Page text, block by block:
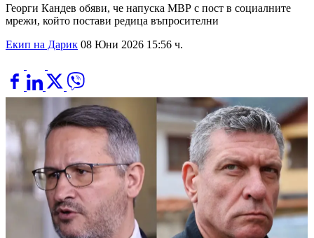
Георги Кандев обяви, че напуска МВР с пост в социалните
мрежи, който постави редица въпросителни
Екип на Дарик 08 Юни 2026 15:56 ч.